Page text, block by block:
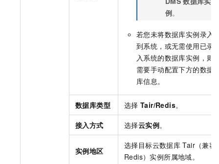
例。
若您未将数据库实例录入
到系统，或无需使用已录
入系统的数据库实例，则
需要手动配置下方的数据
库信息。
数据库类型 选择 Tair/Redis。
接入方式 选择云实例。
实例地区
选择目标云数据库 Tair（兼容
Redis） 实例所属地域。